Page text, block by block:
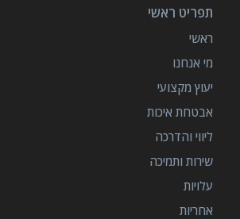
תפריט ראשי
ראשי
מי אנחנו
יעוץ מקצועי
אבטחת איכות
ליווי והדרכה
שירות ותמיכה
עלויות
אחריות